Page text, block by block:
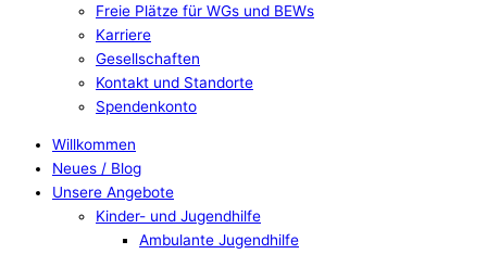
Freie Plätze für WGs und BEWs
Karriere
Gesellschaften
Kontakt und Standorte
Spendenkonto
Willkommen
Neues / Blog
Unsere Angebote
Kinder- und Jugendhilfe
Ambulante Jugendhilfe